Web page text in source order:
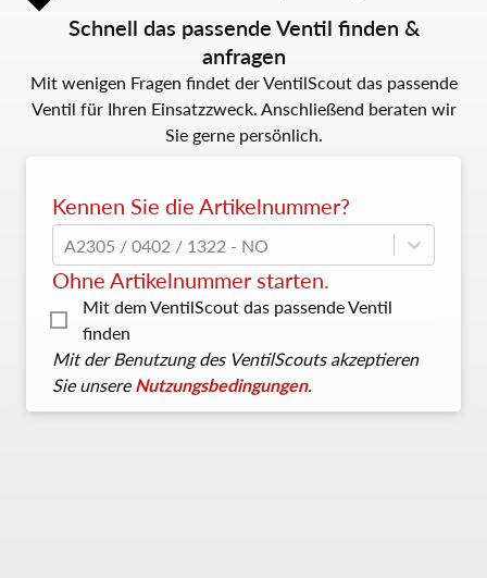
Schnell das passende Ventil finden &
anfragen
Mit wenigen Fragen findet der VentilScout das passende
Ventil für Ihren Einsatzzweck. Anschließend beraten wir
Sie gerne persönlich.
Kennen Sie die Artikelnummer?
A2305 / 0402 / 1322 - NO
Ohne Artikelnummer starten.
Mit dem VentilScout das passende Ventil
finden
Mit der Benutzung des VentilScouts akzeptieren
Sie unsereNutzungsbedingungen.